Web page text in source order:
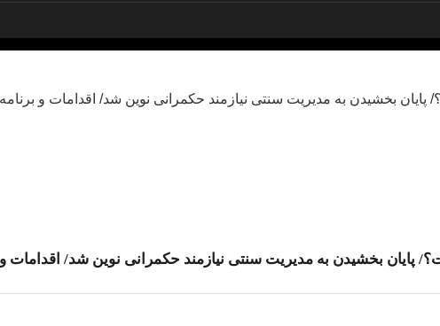
بخشیدن به مدیریت سنتی نیازمند حکمرانی نوین شد/ اقدامات